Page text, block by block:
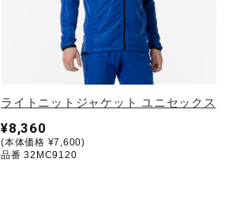
ライトニットジャケット ユニセックス
¥8,360
(本体価格 ¥7,600)
品番 32MC9120